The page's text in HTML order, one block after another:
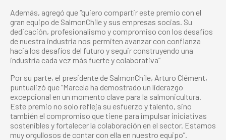
Además, agregó que “quiero compartir este premio con el
gran equipo de SalmonChile y sus empresas socias. Su
dedicación, profesionalismo y compromiso con los desafíos
de nuestra industria nos permiten avanzar con confianza
hacia los desafíos del futuro y seguir construyendo una
industria cada vez más fuerte y colaborativa”
Por su parte, el presidente de SalmonChile, Arturo Clément,
puntualizó que “Marcela ha demostrado un liderazgo
excepcional en un momento clave para la salmonicultura.
Este premio no solo refleja su esfuerzo y talento, sino
también el compromiso que tiene para impulsar iniciativas
sostenibles y fortalecer la colaboración en el sector. Estamos
muy orgullosos de contar con ella en nuestro equipo”.